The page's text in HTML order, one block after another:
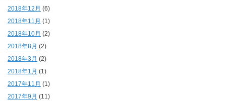
2018年12月 (6)
2018年11月 (1)
2018年10月 (2)
2018年8月 (2)
2018年3月 (2)
2018年1月 (1)
2017年11月 (1)
2017年9月 (11)